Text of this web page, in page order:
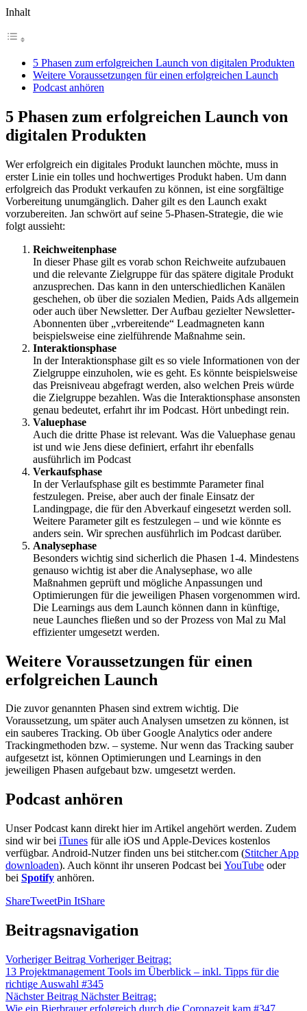
Inhalt
5 Phasen zum erfolgreichen Launch von digitalen Produkten
Weitere Voraussetzungen für einen erfolgreichen Launch
Podcast anhören
5 Phasen zum erfolgreichen Launch von
digitalen Produkten
Wer erfolgreich ein digitales Produkt launchen möchte, muss in
erster Linie ein tolles und hochwertiges Produkt haben. Um dann
erfolgreich das Produkt verkaufen zu können, ist eine sorgfältige
Vorbereitung unumgänglich. Daher gilt es den Launch exakt
vorzubereiten. Jan schwört auf seine 5-Phasen-Strategie, die wie
folgt aussieht:
Reichweitenphase
In dieser Phase gilt es vorab schon Reichweite aufzubauen
und die relevante Zielgruppe für das spätere digitale Produkt
anzusprechen. Das kann in den unterschiedlichen Kanälen
geschehen, ob über die sozialen Medien, Paids Ads allgemein
oder auch über Newsletter. Der Aufbau gezielter Newsletter-
Abonnenten über „vrbereitende“ Leadmagneten kann
beispielsweise eine zielführende Maßnahme sein.
Interaktionsphase
In der Interaktionsphase gilt es so viele Informationen von der
Zielgruppe einzuholen, wie es geht. Es könnte beispielsweise
das Preisniveau abgefragt werden, also welchen Preis würde
die Zielgruppe bezahlen. Was die Interaktionsphase ansonsten
genau bedeutet, erfahrt ihr im Podcast. Hört unbedingt rein.
Valuephase
Auch die dritte Phase ist relevant. Was die Valuephase genau
ist und wie Jens diese definiert, erfahrt ihr ebenfalls
ausführlich im Podcast
Verkaufsphase
In der Verlaufsphase gilt es bestimmte Parameter final
festzulegen. Preise, aber auch der finale Einsatz der
Landingpage, die für den Abverkauf eingesetzt werden soll.
Weitere Parameter gilt es festzulegen – und wie könnte es
anders sein. Wir sprechen ausführlich im Podcast darüber.
Analysephase
Besonders wichtig sind sicherlich die Phasen 1-4. Mindestens
genauso wichtig ist aber die Analysephase, wo alle
Maßnahmen geprüft und mögliche Anpassungen und
Optimierungen für die jeweiligen Phasen vorgenommen wird.
Die Learnings aus dem Launch können dann in künftige,
neue Launches fließen und so der Prozess von Mal zu Mal
effizienter umgesetzt werden.
Weitere Voraussetzungen für einen
erfolgreichen Launch
Die zuvor genannten Phasen sind extrem wichtig. Die
Voraussetzung, um später auch Analysen umsetzen zu können, ist
ein sauberes Tracking. Ob über Google Analytics oder andere
Trackingmethoden bzw. – systeme. Nur wenn das Tracking sauber
aufgesetzt ist, können Optimierungen und Learnings in den
jeweiligen Phasen aufgebaut bzw. umgesetzt werden.
Podcast anhören
Unser Podcast kann direkt hier im Artikel angehört werden. Zudem
sind wir bei iTunes für alle iOS und Apple-Devices kostenlos
verfügbar. Android-Nutzer finden uns bei stitcher.com (Stitcher App
downloaden). Auch könnt ihr unseren Podcast bei YouTube oder
bei Spotify anhören.
ShareTweetPin ItShare
Beitragsnavigation
Vorheriger Beitrag Vorheriger Beitrag:
13 Projektmanagement Tools im Überblick – inkl. Tipps für die
richtige Auswahl #345
Nächster Beitrag Nächster Beitrag:
Wie ein Bierbrauer erfolgreich durch die Coronazeit kam #347